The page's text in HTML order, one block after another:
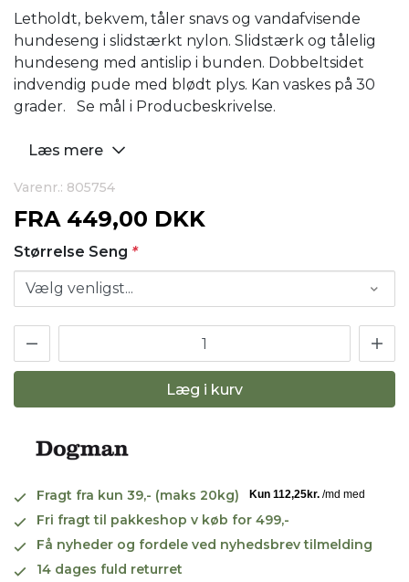
Letholdt, bekvem, tåler snavs og vandafvisende
hundeseng i slidstærkt nylon. Slidstærk og tålelig
hundeseng med antislip i bunden. Dobbeltsidet
indvendig pude med blødt plys. Kan vaskes på 30
grader. Se mål i Producbeskrivelse.
Læs mere
Varenr.: 805754
FRA 449,00 DKK
Størrelse Seng *
Læg i kurv
Fragt fra kun 39,- (maks 20kg)
Fri fragt til pakkeshop v køb for 499,-
Få nyheder og fordele ved nyhedsbrev tilmelding
14 dages fuld returret